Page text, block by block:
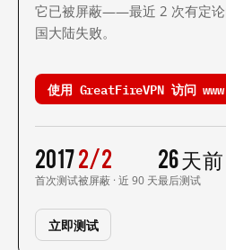
它已被屏蔽——最近 2 次有定论
国大陆失败。
使用 GreatFireVPN 访问
2017
首次测试
2/2
被屏蔽 · 近 90 天
26 天前
最后测试
立即测试